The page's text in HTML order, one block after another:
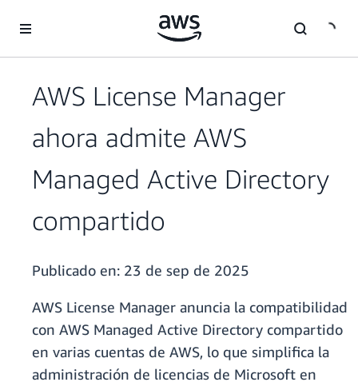
AWS License Manager
ahora admite AWS
Managed Active Directory
compartido
Publicado en: 23 de sep de 2025
AWS License Manager anuncia la compatibilidad
con AWS Managed Active Directory compartido
en varias cuentas de AWS, lo que simplifica la
administración de licencias de Microsoft en